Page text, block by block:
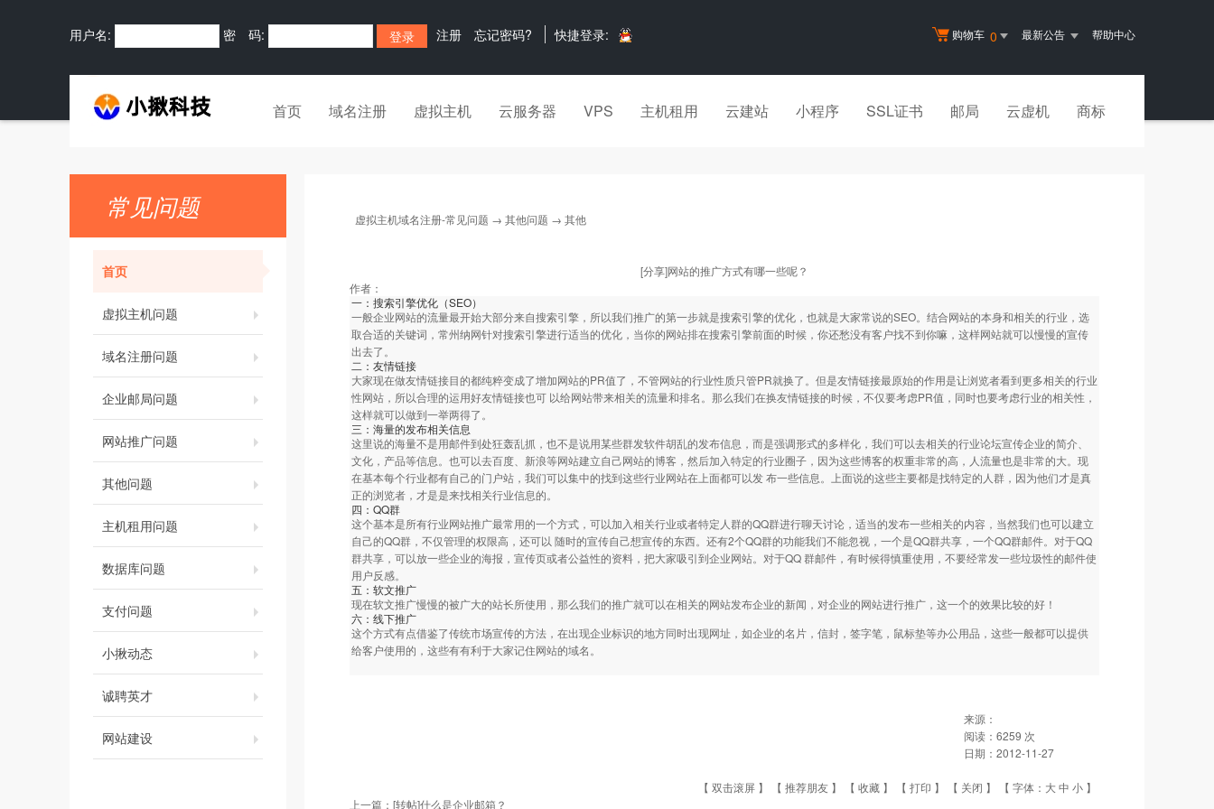
购物车 0 最新公告 帮助中心
用户名: 密 码: 注册 忘记密码? 快捷登录:
首页 域名注册 虚拟主机 云服务器 VPS 主机租用 云建站 小程序 SSL证书 邮局 云虚机 商标
常见问题
首页
虚拟主机问题
域名注册问题
企业邮局问题
网站推广问题
其他问题
主机租用问题
数据库问题
支付问题
小揪动态
诚聘英才
网站建设
虚拟主机域名注册-常见问题 → 其他问题 → 其他
[分享]网站的推广方式有哪一些呢？
作者：
一：搜索引擎优化（SEO）
一般企业网站的流量最开始大部分来自搜索引擎，所以我们推广的第一步就是搜索引擎的优化，也就是大家常说的SEO。结合网站的本身和相关的行业，选
取合适的关键词， 常州纳网针对搜索引擎进行适当的优化，当你的网站排在搜索引擎前面的时候，你还愁没有客户找不到你嘛，这样网站就可以慢慢的宣传
出去了。
二：友情链接
大家现在做友情链接目的都纯粹变成了增加网站的PR值了，不管网站的行业性质只管PR就换了。但是友情链接最原始的作用是让浏览者看到更多相关的行业
性网站，所以合理的运用好友情链接也可 以给网站带来相关的流量和排名。那么我们在换友情链接的时候，不仅要考虑PR值，同时也要考虑行业的相关性，
这样就可以做到一举两得了。
三：海量的发布相关信息
这里说的海量不是用邮件到处狂轰乱抓，也不是说用某些群发软件胡乱的发布信息，而是强调形式的多样化，我们可以去相关的行业论坛宣传企业的简介、
文化，产品等信息。也可以去百度、新浪等网站建立自己网站的博客，然后加入特定的行业圈子，因为这些博客的权重非常的高，人流量也是非常的大。现
在基本每个行业都有自己的门户站，我们可以集中的找到这些行业网站在上面都可以发 布一些信息。上面说的这些主要都是找特定的人群，因为他们才是真
正的浏览者，才是是来找相关行业信息的。
四：QQ群
这个基本是所有行业网站推广最常用的一个方式，可以加入相关行业或者特定人群的QQ群进行聊天讨论，适当的发布一些相关的内容，当然我们也可以建立
自己的QQ群，不仅管理的权限高，还可以 随时的宣传自己想宣传的东西。还有2个QQ群的功能我们不能忽视，一个是QQ群共享，一个QQ群邮件。对于QQ
群共享，可以放一些企业的海报，宣传页或者公益性的资料，把大家吸引到企业网站。对于QQ 群邮件，有时候得慎重使用，不要经常发一些垃圾性的邮件使
用户反感。
五：软文推广
现在软文推广慢慢的被广大的站长所使用，那么我们的推广就可以在相关的网站发布企业的新闻，对企业的网站进行推广，这一个的效果比较的好！
六：线下推广
这个方式有点借鉴了传统市场宣传的方法，在出现企业标识的地方同时出现网址，如企业的名片，信封，签字笔，鼠标垫等办公用品，这些一般都可以提供
给客户使用的，这些有有利于大家记住网站的域名。
来源：
阅读： 6259 次
日期： 2012-11-27
【 双击滚屏 】 【 推荐朋友 】 【 收藏 】 【 打印 】 【 关闭 】 【 字体： 大中 小 】
上一篇： [转帖]什么是企业邮箱？